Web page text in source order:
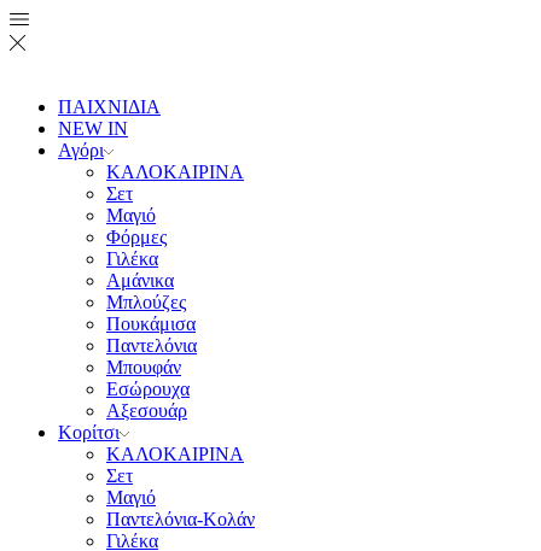
ΠΑΙΧΝΙΔΙΑ
NEW IN
Αγόρι
ΚΑΛΟΚΑΙΡΙΝΑ
Σετ
Μαγιό
Φόρμες
Γιλέκα
Αμάνικα
Μπλούζες
Πουκάμισα
Παντελόνια
Μπουφάν
Εσώρουχα
Αξεσουάρ
Κορίτσι
ΚΑΛΟΚΑΙΡΙΝΑ
Σετ
Μαγιό
Παντελόνια-Κολάν
Γιλέκα